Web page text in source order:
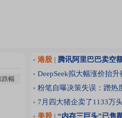
跌幅
港股 | 腾讯阿里巴巴卖空
DeepSeek拟大幅涨价抬
粉笔自曝决策失误：蹭热
7月四大猪企卖了1133万
美股 | “内存三巨头”已售